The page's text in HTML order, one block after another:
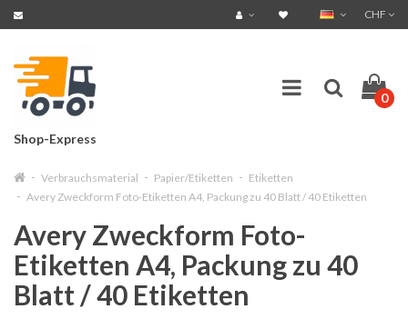
CHF
Shop-Express
0
Verbrauchsmaterial Papier/Etiketten
Etiketten
Avery Zweckform Foto-Etiketten A4, Packung zu 40 Blatt / 40 Etiketten
Avery Zweckform Foto-
Etiketten A4, Packung zu 40
Blatt / 40 Etiketten